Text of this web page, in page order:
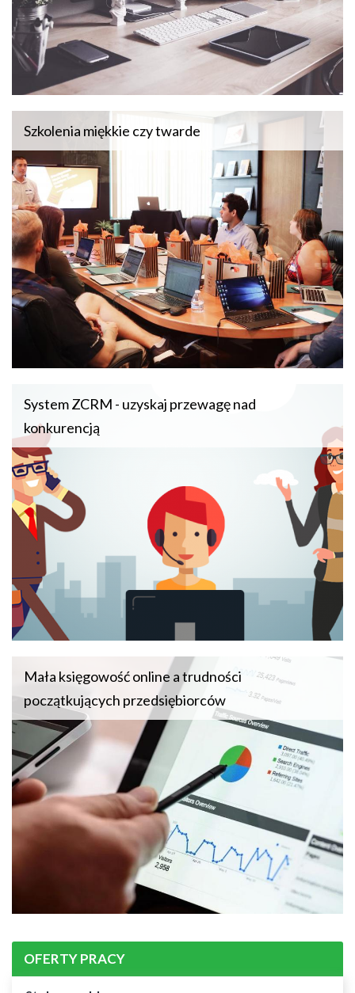
Szkolenia miękkie czy twarde
System ZCRM - uzyskaj przewagę nad
konkurencją
Mała księgowość online a trudności
początkujących przedsiębiorców
OFERTY PRACY